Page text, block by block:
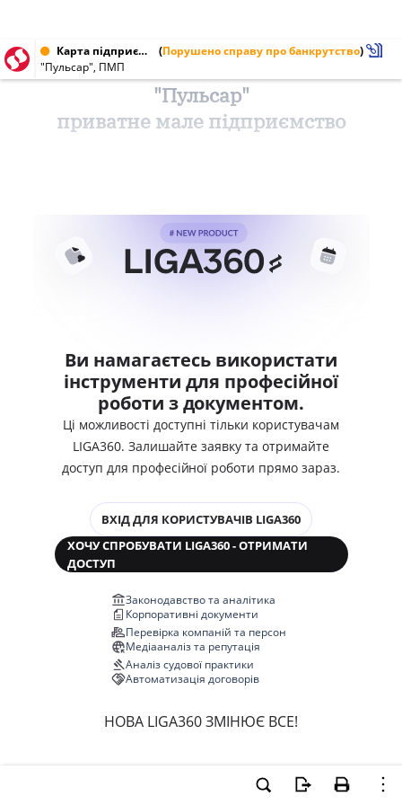
Карта підприємства від 21.06.1997 (Порушено справу про банкрутство)
"Пульсар", ПМП
"Пульсар"
приватне мале підприємство
Ви намагаєтесь використати
інструменти для професійної
роботи з документом.
Ці можливості доступні тільки користувачам
LIGA360. Залишайте заявку та отримайте
доступ для професійної роботи прямо зараз.
ВХІД ДЛЯ КОРИСТУВАЧІВ LIGA360
ХОЧУ СПРОБУВАТИ LIGA360 - ОТРИМАТИ
ДОСТУП
Законодавство та аналітика
Корпоративні документи
Перевірка компаній та персон
Медіааналіз та репутація
Аналіз судової практики
Автоматизація договорів
НОВА LIGA360 ЗМІНЮЄ ВСЕ!